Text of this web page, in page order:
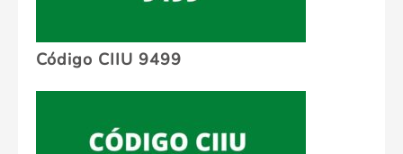
Código CIIU 9499